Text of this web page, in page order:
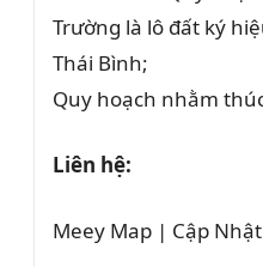
Trường là lô đất ký
Thái Bình;
Quy hoạch nhằm
Liên hệ:
Meey Map | Cập